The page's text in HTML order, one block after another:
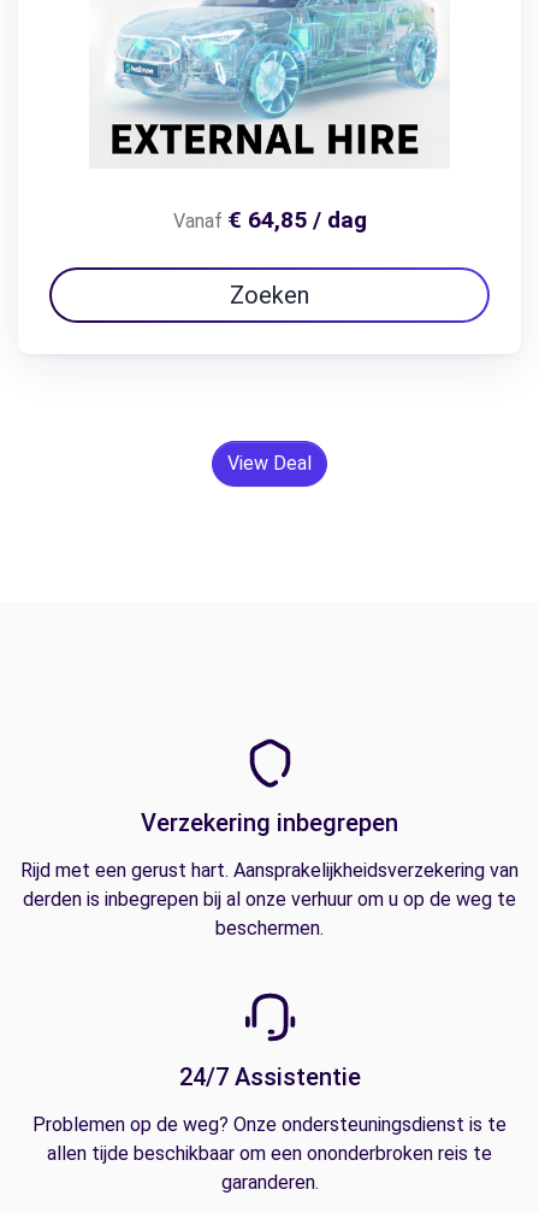
Vanaf € 64,85 / dag
Zoeken
View Deal
Verzekering inbegrepen
Rijd met een gerust hart. Aansprakelijkheidsverzekering van
derden is inbegrepen bij al onze verhuur om u op de weg te
beschermen.
24/7 Assistentie
Problemen op de weg? Onze ondersteuningsdienst is te
allen tijde beschikbaar om een ononderbroken reis te
garanderen.